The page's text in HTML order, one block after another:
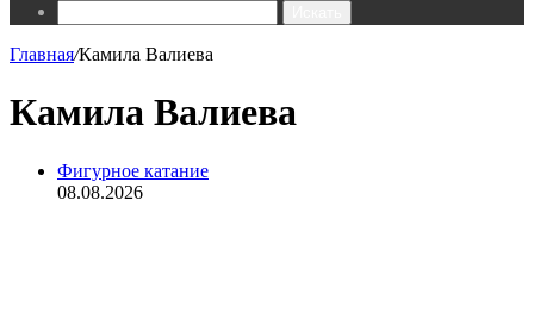
Главная/Камила Валиева
Камила Валиева
Фигурное катание
08.08.2026